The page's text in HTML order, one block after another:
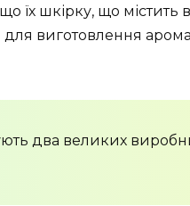
їх шкірку, що містить
виготовлення
два великих